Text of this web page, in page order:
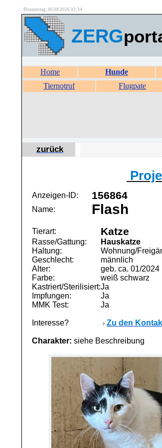
Donnerstag, 06.08.2026 02:34
ZERG
Home Hunde
Tiernotruf
Flugpate
zurück
Anzeigen-ID:
156864
Name: Flash
Tierart: Katze
Rasse/Gattung:
Hauskatze
Haltung:
Wohnung/
Geschlecht:
männlich
Alter:
geb. ca. 01/2024
Farbe:
weiß schwarz
Kastriert/Sterilisiert:Ja
Impfungen:
Ja
MMK Test:
Ja
Interesse? Zu den
Charakter: siehe Beschreibung